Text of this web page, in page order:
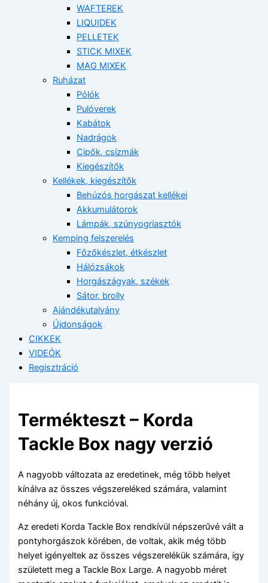
WAFTEREK
LIQUIDEK
PELLETEK
STICK MIXEK
MAG MIXEK
Ruházat
Pólók
Pulóverek
Kabátok
Nadrágok
Cipők, csizmák
Kiegészítők
Kellékek, kiegészítők
Behúzós horgászat kellékei
Akkumulátorok
Lámpák, szúnyogriasztók
Kemping felszerelés
Főzőkészlet, étkészlet
Hálózsákok
Horgászágyak, székek
Sátor, brolly
Ajándékutalvány
Újdonságok
CIKKEK
VIDEÓK
Regisztráció
Termékteszt – Korda
Tackle Box nagy verzió
A nagyobb változata az eredetinek, még több helyet
kínálva az összes végszereléked számára, valamint
néhány új, okos funkcióval.
Az eredeti Korda Tackle Box rendkívül népszerűvé vált a
pontyhorgászok körében, de voltak, akik még több
helyet igényeltek az összes végszerelékük számára, így
született meg a Tackle Box Large. A nagyobb méret